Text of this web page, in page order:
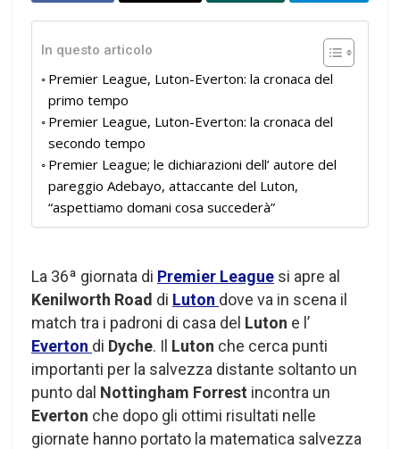
In questo articolo
Premier League, Luton-Everton: la cronaca del
primo tempo
Premier League, Luton-Everton: la cronaca del
secondo tempo
Premier League; le dichiarazioni dell’ autore del
pareggio Adebayo, attaccante del Luton,
“aspettiamo domani cosa succederà”
La 36ª giornata di Premier League si apre al
Kenilworth Road di Luton dove va in scena il
match tra i padroni di casa del Luton e l’
Everton di Dyche. Il Luton che cerca punti
importanti per la salvezza distante soltanto un
punto dal Nottingham Forrest incontra un
Everton che dopo gli ottimi risultati nelle
giornate hanno portato la matematica salvezza